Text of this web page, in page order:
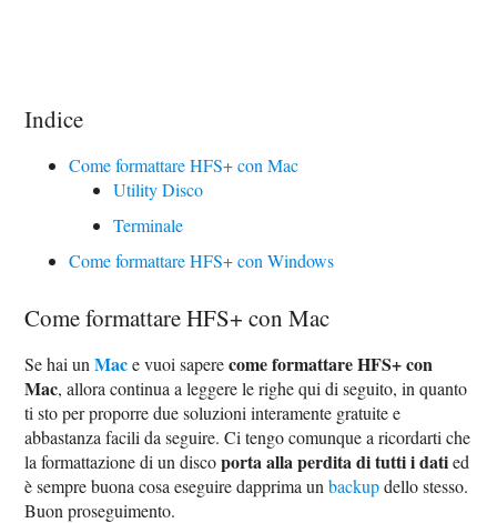
Indice
Come formattare HFS+ con Mac
Utility Disco
Terminale
Come formattare HFS+ con Windows
Come formattare HFS+ con Mac
Se hai unMace vuoi saperecome formattare HFS+ con
Mac, allora continua a leggere le righe qui di seguito, in quanto
ti sto per proporre due soluzioni interamente gratuite e
abbastanza facili da seguire. Ci tengo comunque a ricordarti che
la formattazione di un discoporta alla perdita di tutti i datied
è sempre buona cosa eseguire dapprima unbackupdello stesso.
Buon proseguimento.